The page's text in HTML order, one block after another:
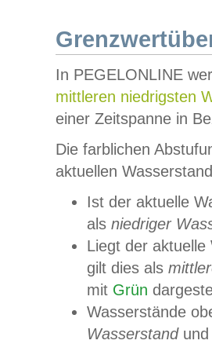
In PEGELONLINE
mittleren niedrigsten
einer Zeitspanne in
Die farblichen
aktuellen
Ist der aktuelle
als niedriger
Liegt der
gilt dies als
mit Grün
Wasserstände
Wasserstandund